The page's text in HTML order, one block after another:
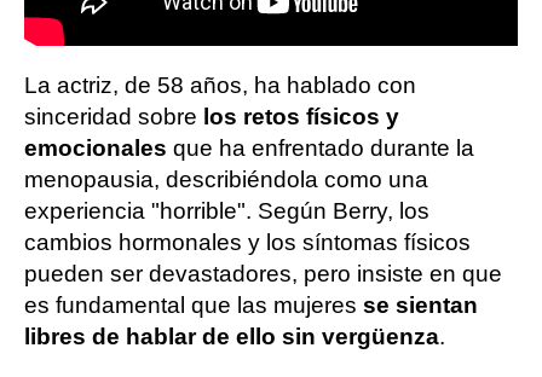
La actriz, de 58 años, ha hablado con
sinceridad sobre los retos físicos y
emocionales que ha enfrentado durante la
menopausia, describiéndola como una
experiencia "horrible". Según Berry, los
cambios hormonales y los síntomas físicos
pueden ser devastadores, pero insiste en que
es fundamental que las mujeres se sientan
libres de hablar de ello sin vergüenza.